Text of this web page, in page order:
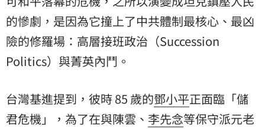
的慘劇，是因為它撞上了中共體制最核心、最凶
險的修羅場：高層接班政治（Succession
Politics）與菁英內鬥。
台灣基進提到，彼時 85 歲的鄧小平正面臨「儲
君危機」，為了在與陳雲、 李先念等保守派元老